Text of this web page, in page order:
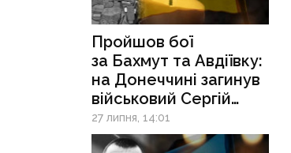
Пройшов бої
за Бахмут та Авдіївку:
на Донеччині загинув
військовий Сергій
Панамаренко
27 липня, 14:01